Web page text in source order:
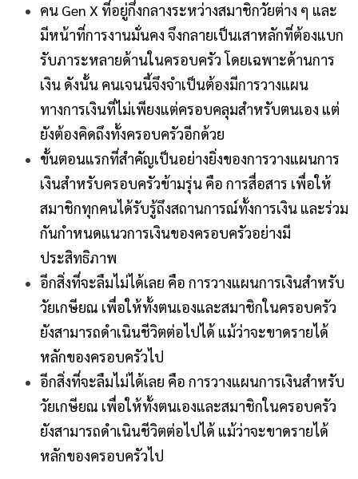
คน Gen X ที่อยู่กึ่งกลางระหว่างสมาชิกวัยต่าง ๆ และ
มีหน้าที่การงานมั่นคง จึงกลายเป็นเสาหลักที่ต้องแบก
รับภาระหลายด้านในครอบครัว โดยเฉพาะด้านการ
เงิน ดังนั้น คนเจนนี้จึงจำเป็นต้องมีการวางแผน
ทางการเงินที่ไม่เพียงแต่ครอบคลุมสำหรับตนเอง แต่
ยังต้องคิดถึงทั้งครอบครัวอีกด้วย
ขั้นตอนแรกที่สำคัญเป็นอย่างยิ่งของการวางแผนการ
เงินสำหรับครอบครัวข้ามรุ่น คือ การสื่อสาร เพื่อให้
สมาชิกทุกคนได้รับรู้ถึงสถานการณ์ทั้งการเงิน และร่วม
กันกำหนดแนวการเงินของครอบครัวอย่างมี
ประสิทธิภาพ
อีกสิ่งที่จะลืมไม่ได้เลย คือ การวางแผนการเงินสำหรับ
วัยเกษียณ เพื่อให้ทั้งตนเองและสมาชิกในครอบครัว
ยังสามารถดำเนินชีวิตต่อไปได้ แม้ว่าจะขาดรายได้
หลักของครอบครัวไป
อีกสิ่งที่จะลืมไม่ได้เลย คือ การวางแผนการเงินสำหรับ
วัยเกษียณ เพื่อให้ทั้งตนเองและสมาชิกในครอบครัว
ยังสามารถดำเนินชีวิตต่อไปได้ แม้ว่าจะขาดรายได้
หลักของครอบครัวไป